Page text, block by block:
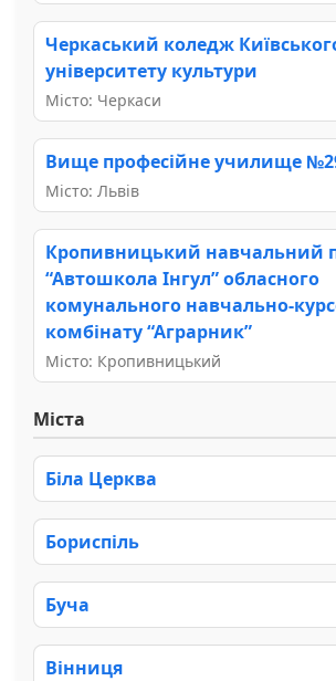
Черкаський коледж
університету культури
Місто: Черкаси
Вище професійне училище
Місто: Львів
Кропивницький навчальний
“Автошкола Інгул” обласного
комунального навчально-
комбінату “Аграрник”
Місто: Кропивницький
Міста
Біла Церква
Бориспіль
Буча
Вінниця